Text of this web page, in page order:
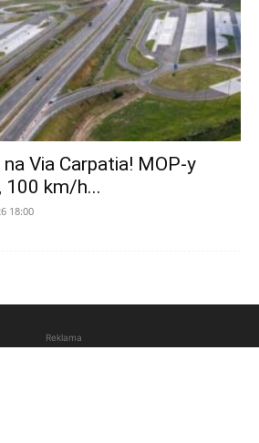
Via Carpatia! MOP-y
100 km/h...
18:00
Reklama